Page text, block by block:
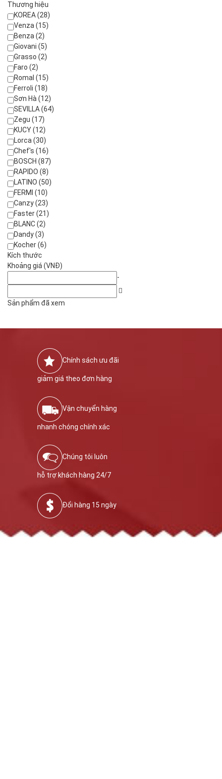
Thương hiệu
KOREA (28)
Venza (15)
Benza (2)
Giovani (5)
Grasso (2)
Faro (2)
Romal (15)
Ferroli (18)
Sơn Hà (12)
SEVILLA (64)
Zegu (17)
KUCY (12)
Lorca (30)
Chef's (16)
BOSCH (87)
RAPIDO (8)
LATINO (50)
FERMI (10)
Canzy (23)
Faster (21)
BLANC (2)
Dandy (3)
Kocher (6)
Kích thước
Khoảng giá (VNĐ)
-
Sản phẩm đã xem
Chính sách ưu đãi
giảm giá theo đơn hàng
Vận chuyển hàng
nhanh chóng chính xác
Chúng tôi luôn
hỗ trợ khách hàng 24/7
Đổi hàng 15 ngày